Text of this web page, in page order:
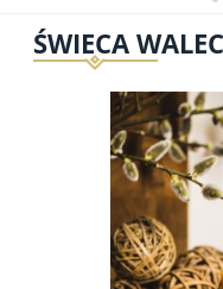
ŚWIECA